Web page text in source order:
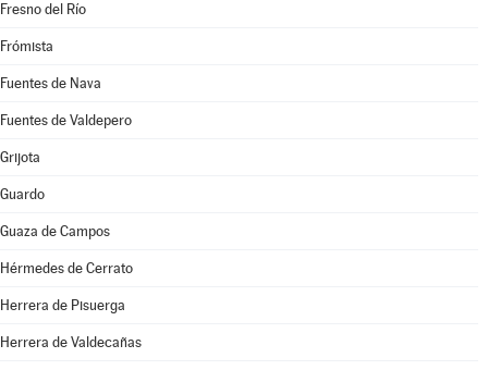
Fresno del Río
Frómista
Fuentes de Nava
Fuentes de Valdepero
Grijota
Guardo
Guaza de Campos
Hérmedes de Cerrato
Herrera de Pisuerga
Herrera de Valdecañas